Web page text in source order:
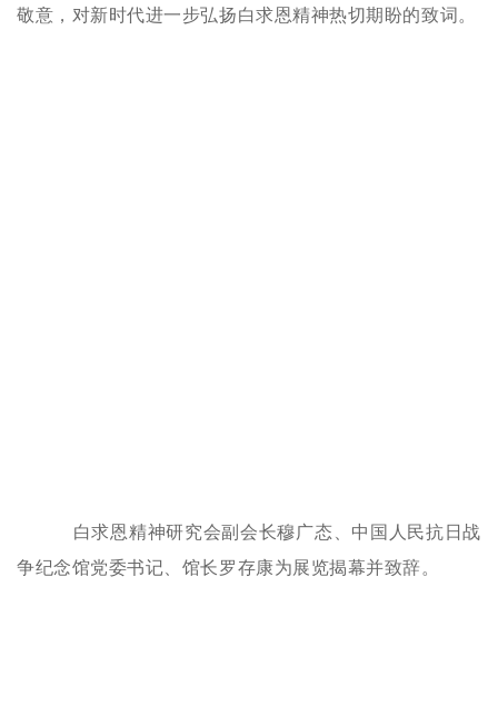
敬意，对新时代进一步弘扬白求恩精神热切期盼的致词。
白求恩精神研究会副会长穆广态、中国人民抗日战
争纪念馆党委书记、馆长罗存康为展览揭幕并致辞。